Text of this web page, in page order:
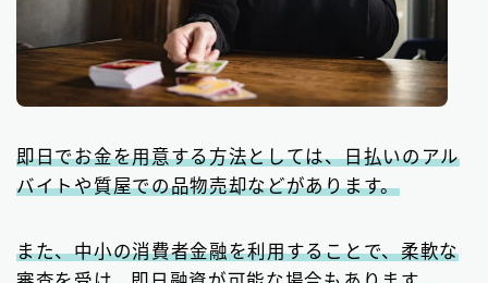
即日でお金を用意する方法としては、日払いのアル
バイトや質屋での品物売却などがあります。
また、中小の消費者金融を利用することで、柔軟な